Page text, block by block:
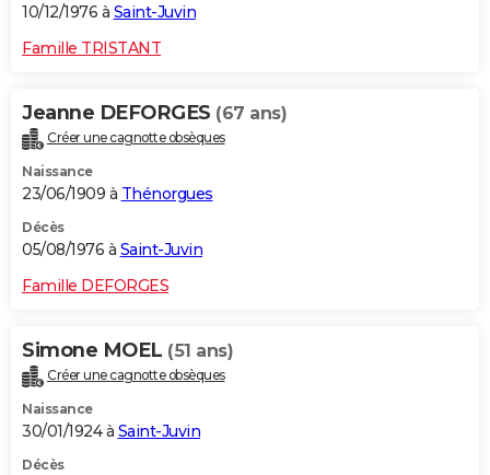
10/12/1976 à Saint-Juvin
Famille TRISTANT
Jeanne DEFORGES (67 ans)
Créer une cagnotte obsèques
Naissance
23/06/1909 à Thénorgues
Décès
05/08/1976 à Saint-Juvin
Famille DEFORGES
Simone MOEL (51 ans)
Créer une cagnotte obsèques
Naissance
30/01/1924 à Saint-Juvin
Décès